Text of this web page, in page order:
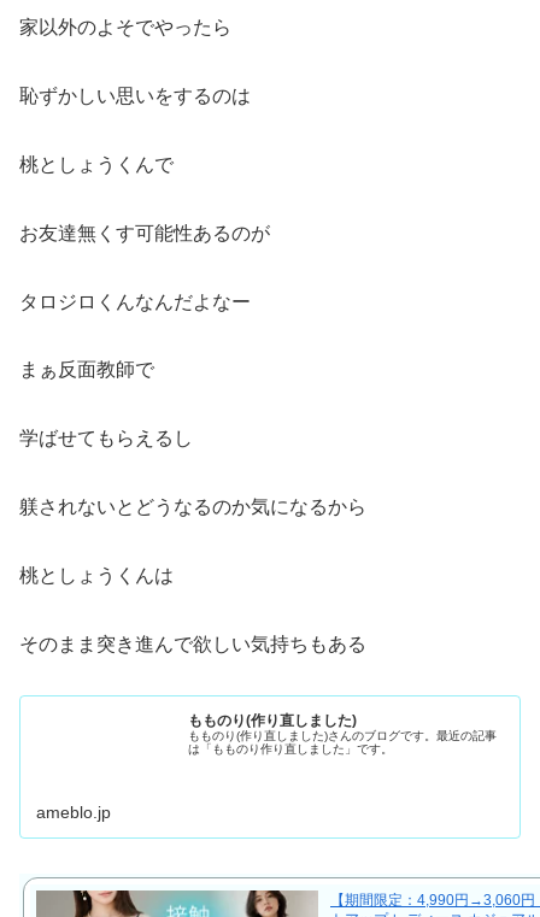
家以外のよそでやったら
恥ずかしい思いをするのは
桃としょうくんで
お友達無くす可能性あるのが
タロジロくんなんだよなー
まぁ反面教師で
学ばせてもらえるし
躾されないとどうなるのか気になるから
桃としょうくんは
そのまま突き進んで欲しい気持ちもある
もものり(作り直しました)
もものり(作り直しました)さんのブログです。最近の記事
は「もものり作り直しました」です。
ameblo.jp
【期間限定：4,990円→3,060円